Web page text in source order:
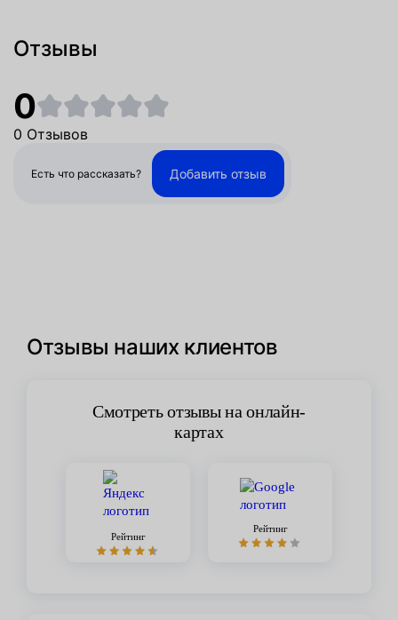
Отзывы
0
0 Отзывов
Есть что рассказать? Добавить отзыв
Отзывы наших клиентов
Смотреть отзывы на онлайн-
картах
Рейтинг
Рейтинг